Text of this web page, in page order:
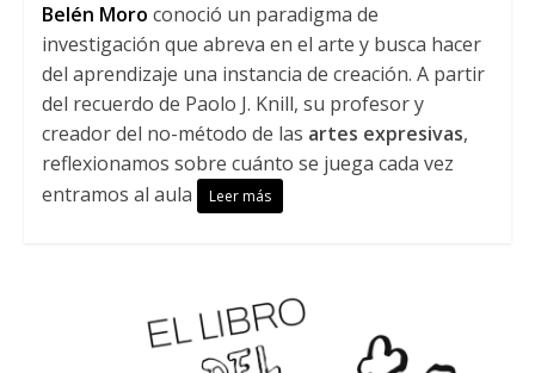
Belén Moro conoció un paradigma de
investigación que abreva en el arte y busca hacer
del aprendizaje una instancia de creación. A partir
del recuerdo de Paolo J. Knill, su profesor y
creador del no-método de las artes expresivas,
reflexionamos sobre cuánto se juega cada vez
entramos al aula
Leer más